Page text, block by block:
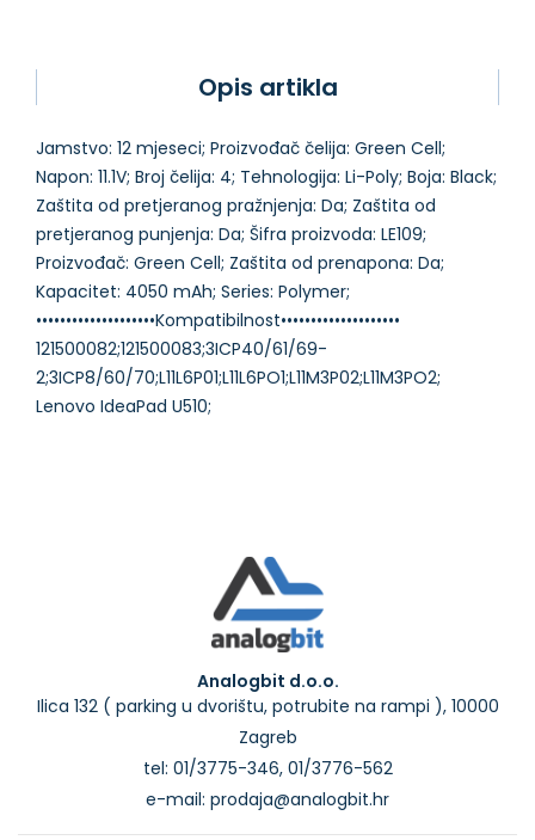
Opis artikla
Jamstvo: 12 mjeseci; Proizvođač čelija: Green Cell;
Napon: 11.1V; Broj čelija: 4; Tehnologija: Li-Poly; Boja: Black;
Zaštita od pretjeranog pražnjenja: Da; Zaštita od
pretjeranog punjenja: Da; Šifra proizvoda: LE109;
Proizvođač: Green Cell; Zaštita od prenapona: Da;
Kapacitet: 4050 mAh; Series: Polymer;
••••••••••••••••••••Kompatibilnost••••••••••••••••••••
121500082;121500083;3ICP40/61/69-
2;3ICP8/60/70;L11L6P01;L11L6PO1;L11M3P02;L11M3PO2;
Analogbit d.o.o.
Ilica 132 ( parking u dvorištu, potrubite na rampi ), 10000
Zagreb
tel: 01/3775-346, 01/3776-562
e-mail: prodaja@analogbit.hr